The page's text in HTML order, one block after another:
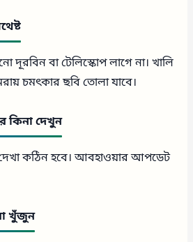
দূরবিন বা টেলিস্কোপ লাগে না। খালি
চমৎকার ছবি তোলা যাবে।
কিনা দেখুন
কঠিন হবে। আবহাওয়ার আপডেট
খুঁজুন